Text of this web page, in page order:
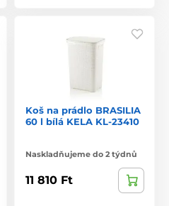
Koš na prádlo BRASILIA
60 l bílá KELA KL-23410
Naskladňujeme do 2 týdnů
11 810 Ft